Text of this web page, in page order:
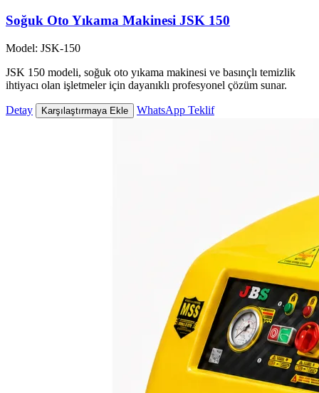
Soğuk Oto Yıkama Makinesi JSK 150
Model: JSK-150
JSK 150 modeli, soğuk oto yıkama makinesi ve basınçlı temizlik
ihtiyacı olan işletmeler için dayanıklı profesyonel çözüm sunar.
Detay Karşılaştırmaya Ekle WhatsApp Teklif